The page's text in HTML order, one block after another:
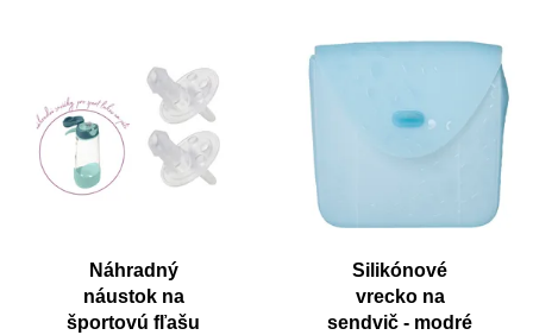
Náhradný
náustok na
športovú fľašu
Silikónové
vrecko na
sendvič - modré